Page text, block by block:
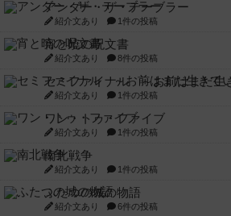
アンダー・ザ・テーブラー
紹介文あり 1件の投稿
宵と暁の呪文書
紹介文あり 8件の投稿
セミファイナル ～お前はまだ生
紹介文あり 1件の投稿
ワン・トゥ・ファイブ
紹介文あり 1件の投稿
南北戦争
紹介文あり 1件の投稿
ふたつの城の物語
紹介文あり 6件の投稿